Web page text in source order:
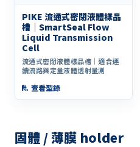
PIKE 流通式密閉液體樣品
槽｜SmartSeal Flow
Liquid Transmission
Cell
流通式密閉液體樣品槽｜適合連
續流路與定量液體透射量測
查看型錄
固體 / 薄膜 holder